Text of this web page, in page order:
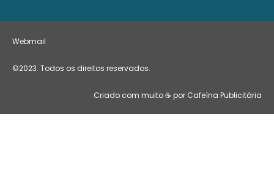
Webmail
©2023. Todos os direitos reservados.
Criado com muito ☕ por Cafeína Publicitária